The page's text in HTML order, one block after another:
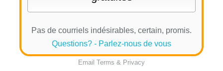
Pas de courriels indésirables, certain, promis.
Questions? - Parlez-nous de vous
Email Terms & Privacy